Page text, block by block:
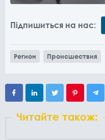
Підпишиться на нас:
Регион Происшествия
Читайте також: